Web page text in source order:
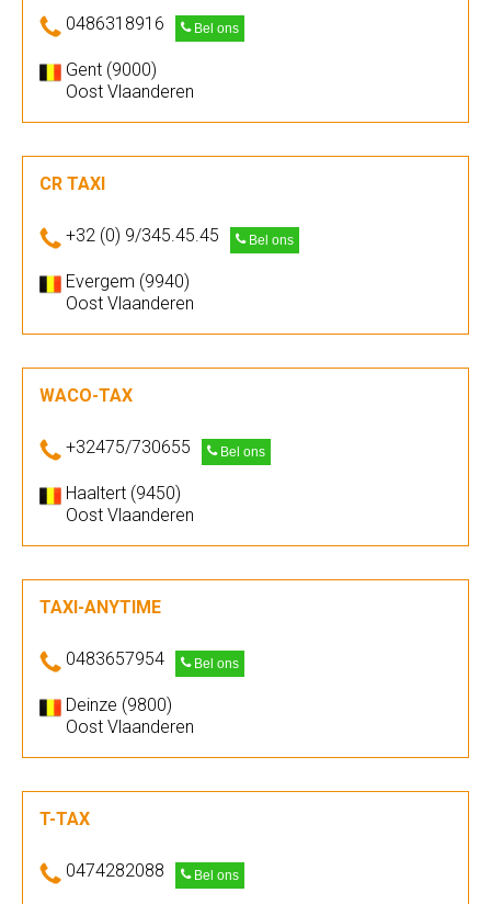
0486318916 Bel ons
Gent (9000)
Oost Vlaanderen
CR TAXI
+32 (0) 9/345.45.45 Bel ons
Evergem (9940)
Oost Vlaanderen
WACO-TAX
+32475/730655 Bel ons
Haaltert (9450)
Oost Vlaanderen
TAXI-ANYTIME
0483657954 Bel ons
Deinze (9800)
Oost Vlaanderen
T-TAX
0474282088 Bel ons